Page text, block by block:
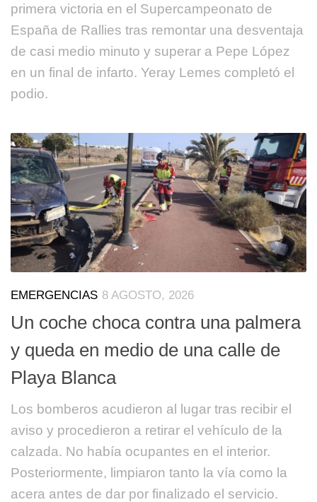
primera victoria en el Supercampeonato de
España de Rallies tras remontar una desventaja
de casi medio minuto y superar a Pepe López
en un final de infarto. Yeray Lemes completó el
podio.
EMERGENCIAS 8 AGOSTO, 2026
Un coche choca contra una palmera
y queda en medio de una calle de
Playa Blanca
Los bomberos acudieron al lugar tras recibir el
aviso y procedieron a retirar el vehículo de la
calzada. No había ocupantes en el interior.
Posteriormente, limpiaron tanto la vía como la
acera antes de dar por finalizado el servicio.